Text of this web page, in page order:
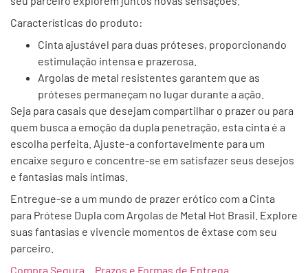
Características do produto:
Cinta ajustável para duas próteses, proporcionando
estimulação intensa e prazerosa.
Argolas de metal resistentes garantem que as
próteses permaneçam no lugar durante a ação.
Seja para casais que desejam compartilhar o prazer ou para
quem busca a emoção da dupla penetração, esta cinta é a
escolha perfeita. Ajuste-a confortavelmente para um
encaixe seguro e concentre-se em satisfazer seus desejos
e fantasias mais íntimas.
Entregue-se a um mundo de prazer erótico com a Cinta
para Prótese Dupla com Argolas de Metal Hot Brasil. Explore
suas fantasias e vivencie momentos de êxtase com seu
parceiro.
Compra Segura
Prazos e Formas de Entrega